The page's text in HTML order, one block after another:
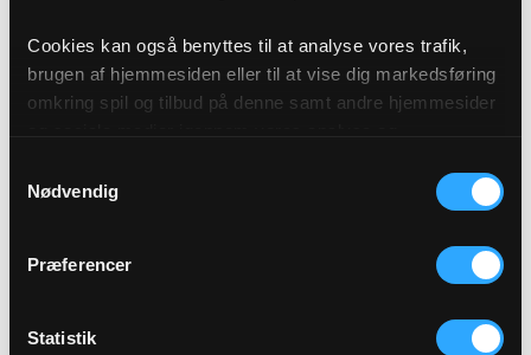
Cookies kan også benyttes til at analyse vores trafik,
brugen af hjemmesiden eller til at vise dig markedsføring
omkring spil og tilbud på denne samt andre hjemmesider
af cookies under "Detaljer" eller ved at klikke videre til
vores Cookiepolitik, som du finder i bunden af vores
Nødvendig
Præferencer
Statistik